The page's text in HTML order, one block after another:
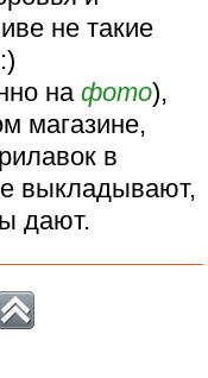
не такие
нафото),
магазине,
в
выкладывают,
дают.